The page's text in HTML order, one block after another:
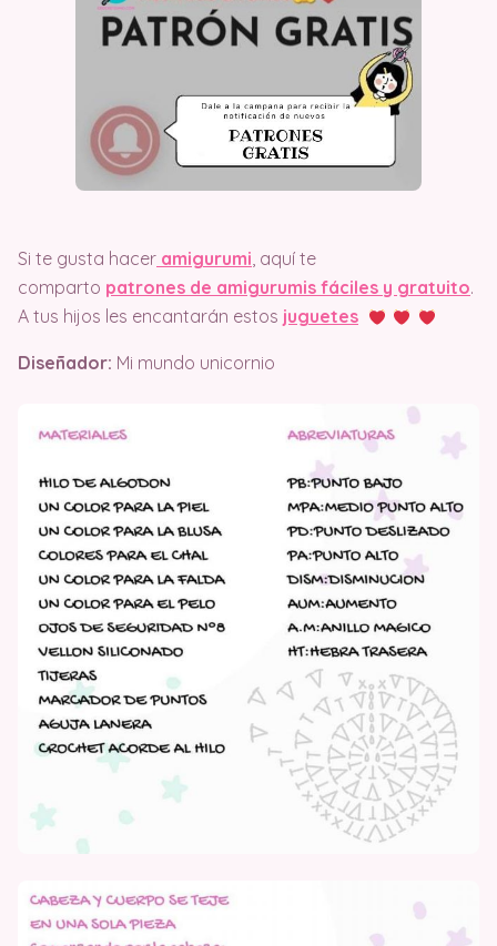
Si te gusta hacer amigurumi, aquí te
comparto patrones de amigurumis fáciles y gratuito.
A tus hijos les encantarán estos juguetes
Diseñador: Mi mundo unicornio